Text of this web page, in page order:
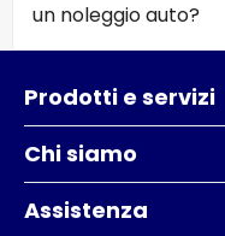
un noleggio auto?
Prodotti e servizi
Chi siamo
Assistenza